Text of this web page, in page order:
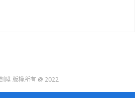
陞 版權所有 @ 2022